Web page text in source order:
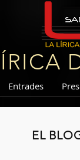
Entrades
EL